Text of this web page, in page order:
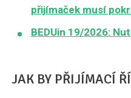
přijímaček musí
BEDUin 19/2026:
JAK BY PŘIJÍMACÍ